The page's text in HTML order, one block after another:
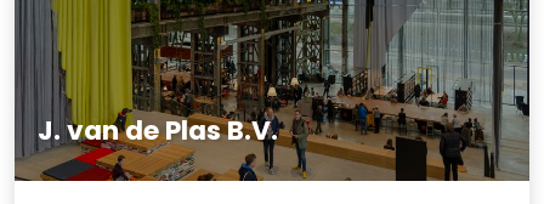
J. van de Plas B.V.